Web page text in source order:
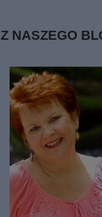
Z NASZEGO